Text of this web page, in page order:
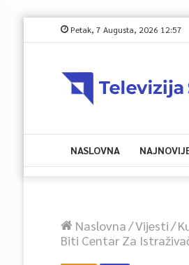
Petak, 7 Augusta, 2026 12:57
NASLOVNA
Naslovna/Vijesti/
Biti Centar Za